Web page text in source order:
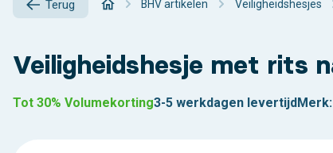
Terug BHV artikelen Veiligheidshesjes
Veiligheidshesje met rits
Tot 30% Volumekorting3-5 werkdagen levertijdMerk: